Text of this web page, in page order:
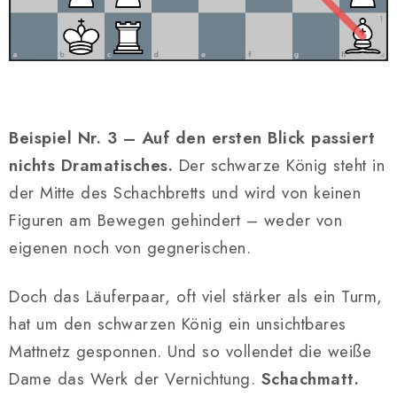
Beispiel Nr. 3 – Auf den ersten Blick passiert
nichts Dramatisches. Der schwarze König steht in
der Mitte des Schachbretts und wird von keinen
Figuren am Bewegen gehindert – weder von
eigenen noch von gegnerischen.
Doch das Läuferpaar, oft viel stärker als ein Turm,
hat um den schwarzen König ein unsichtbares
Mattnetz gesponnen. Und so vollendet die weiße
Dame das Werk der Vernichtung. Schachmatt.